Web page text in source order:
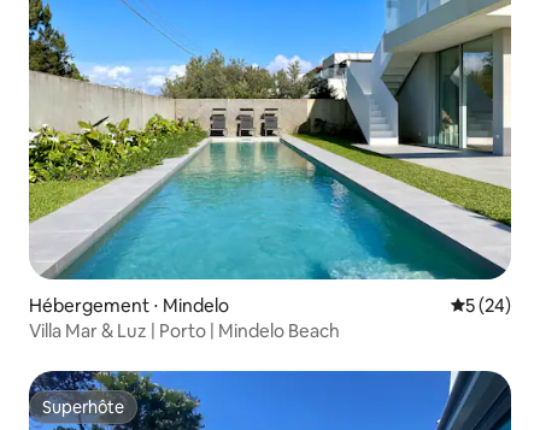
Hébergement ⋅ Mindelo
5 (24)
Villa Mar & Luz | Porto | Mindelo Beach
Superhôte
Superhôte